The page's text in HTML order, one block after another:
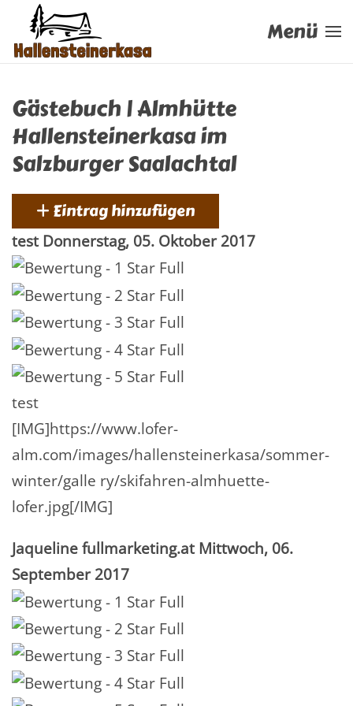
Zum Hauptinhalt springen
Menü
Gästebuch | Almhütte
Hallensteinerkasa im
Salzburger Saalachtal
Eintrag hinzufügen
test Donnerstag, 05. Oktober 2017
test
[IMG]https://www.lofer-
alm.com/images/hallensteinerkasa/sommer-
winter/galle ry/skifahren-almhuette-
lofer.jpg[/IMG]
Jaqueline fullmarketing.at Mittwoch, 06.
September 2017